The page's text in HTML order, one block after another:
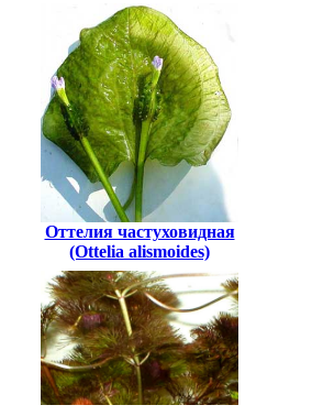
Оттелия частуховидная
(Ottelia alismoides)